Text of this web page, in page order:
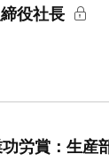
役社長
労賞：生産